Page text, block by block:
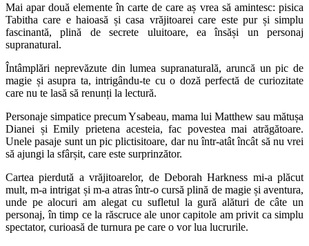
Mai apar două elemente în carte de care aș vrea să amintesc: pisica
Tabitha care e haioasă și casa vrăjitoarei care este pur și simplu
fascinantă, plină de secrete uluitoare, ea însăși un personaj
supranatural.
Întâmplări neprevăzute din lumea supranaturală, aruncă un pic de
magie și asupra ta, intrigându-te cu o doză perfectă de curiozitate
care nu te lasă să renunți la lectură.
Personaje simpatice precum Ysabeau, mama lui Matthew sau mătușa
Dianei și Emily prietena acesteia, fac povestea mai atrăgătoare.
Unele pasaje sunt un pic plictisitoare, dar nu într-atât încât să nu vrei
să ajungi la sfârșit, care este surprinzător.
Cartea pierdută a vrăjitoarelor, de Deborah Harkness mi-a plăcut
mult, m-a intrigat și m-a atras într-o cursă plină de magie și aventura,
unde pe alocuri am alegat cu sufletul la gură alături de câte un
personaj, în timp ce la răscruce ale unor capitole am privit ca simplu
spectator, curioasă de turnura pe care o vor lua lucrurile.